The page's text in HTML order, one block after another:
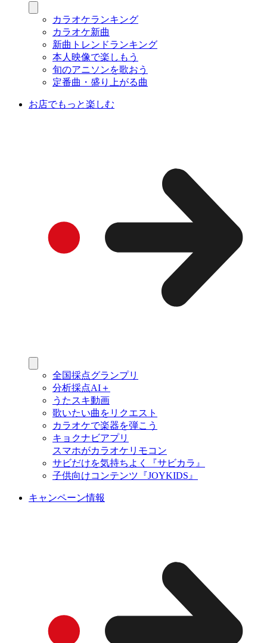
カラオケランキング
カラオケ新曲
新曲トレンドランキング
本人映像で楽しもう
旬のアニソンを歌おう
定番曲・盛り上がる曲
お店でもっと楽しむ
全国採点グランプリ
分析採点AI＋
うたスキ動画
歌いたい曲をリクエスト
カラオケで楽器を弾こう
キョクナビアプリ
スマホがカラオケリモコン
サビだけを気持ちよく『サビカラ』
子供向けコンテンツ『JOYKIDS』
キャンペーン情報